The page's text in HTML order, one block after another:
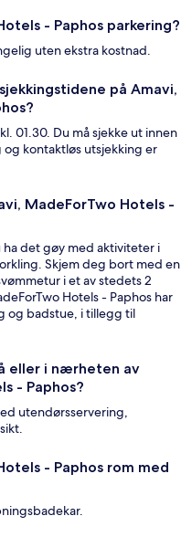
- Paphos parkering?
uten ekstra kostnad.
på Amavi,
01.30. Du må sjekke ut innen
og kontaktløs utsjekking er
MadeForTwo Hotels -
det gøy med aktiviteter i
Skjem deg bort med en
i et av stedets 2
Hotels - Paphos har
og badstue, i tillegg til
eller i nærheten av
- Paphos?
utendørsservering,
- Paphos rom med